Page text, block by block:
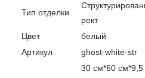
Тип отделки
рект
Цвет
белый
Артикул
ghost-white-str
30 см*60 см*9,5